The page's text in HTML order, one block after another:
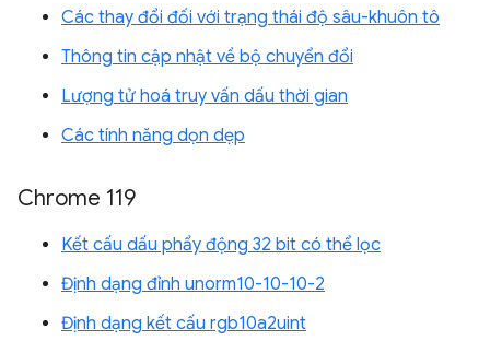
Các thay đổi đối với trạng thái độ sâu-khuôn tô
Thông tin cập nhật về bộ chuyển đổi
Lượng tử hoá truy vấn dấu thời gian
Các tính năng dọn dẹp
Chrome 119
Kết cấu dấu phẩy động 32 bit có thể lọc
Định dạng đỉnh unorm10-10-10-2
Định dạng kết cấu rgb10a2uint